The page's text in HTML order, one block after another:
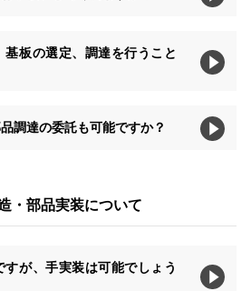
板の選定、調達を行うこと
調達の委託も可能ですか？
・部品実装について
が、手実装は可能でしょう